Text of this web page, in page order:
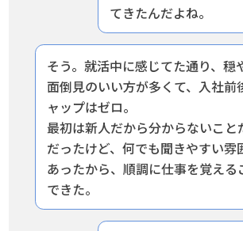
てきたんだよね。
そう。就活中に感じてた通り、穏
面倒見のいい方が多くて、入社前
ャップはゼロ。
最初は新人だから分からないこと
だったけど、何でも聞きやすい雰
あったから、 順調に仕事を覚える
できた。